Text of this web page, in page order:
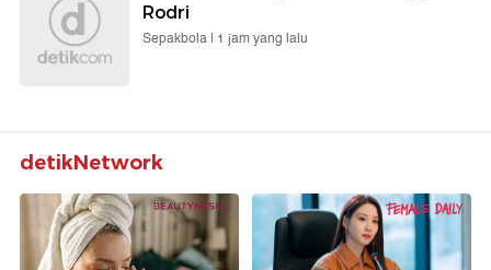
Rodri
Sepakbola | 1 jam yang lalu
detikNetwork